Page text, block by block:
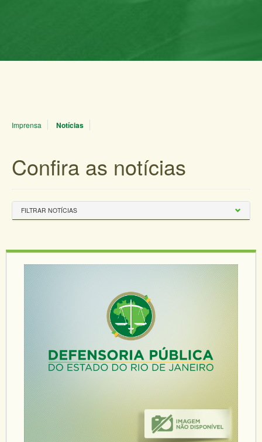
Imprensa Notícias
Confira as notícias
FILTRAR NOTÍCIAS